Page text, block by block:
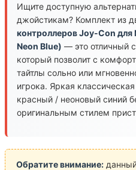
Ищите доступную
джойстикам? Комплект из
контроллеров Joy-Con для
Neon Blue) — это отличный
который позволит с
тайтлы сольно или
игрока. Яркая
красный / неоновый синий
оригинальным стилем
Обратите внимание: